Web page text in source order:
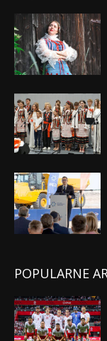
POPULARNE